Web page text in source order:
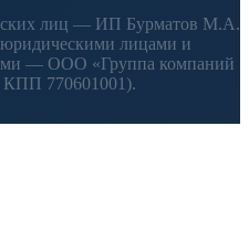
лиц — ИП Бурматов М.А.
лицами и
— ООО «Группа компаний
770601001).